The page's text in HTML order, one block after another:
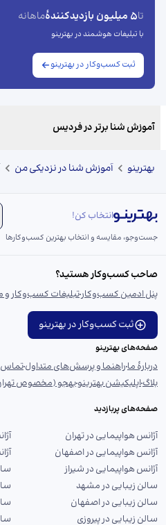
تا5 میلیون بازدیدکنندهٔ ماهانه
با تبلیغات هوشمند در بهترینو
ثبت کسب‌وکار در بهترینو
آموزش شنا برتر در فردیس
بهترینو آموزش شنا در نزدیکی من
انتخاب کن!
جست‌و‌جو، مقایسه و انتخاب بهترین کسب‌وکارها
صاحب کسب‌وکار هستید؟
پنل ادمین کسب‌وکارتبلیغات کسب‌وکار
ثبت کسب‌وکار در بهترینو
صفحه‌های بهترینو
دربارهٔ ماراهنما و پرسش‌های متداولتماس
بلاگاپلیکیشن بهترینوبهجو (مخصوص
صفحه‌های پربازدید
آژانس هواپیمایی در تهران
آژانس هواپیمایی در اصفهان
آژانس هواپیمایی در شیراز
سالن زیبایی در مشهد
سالن زیبایی در اصفهان
سالن زیبایی در پیروزی